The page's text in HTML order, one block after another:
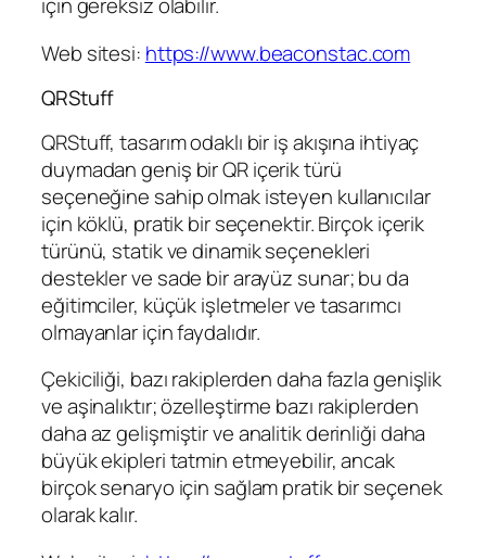
için gereksiz olabilir.
Web sitesi: https://www.beaconstac.com
QRStuff
QRStuff, tasarım odaklı bir iş akışına ihtiyaç
duymadan geniş bir QR içerik türü
seçeneğine sahip olmak isteyen kullanıcılar
için köklü, pratik bir seçenektir. Birçok içerik
türünü, statik ve dinamik seçenekleri
destekler ve sade bir arayüz sunar; bu da
eğitimciler, küçük işletmeler ve tasarımcı
olmayanlar için faydalıdır.
Çekiciliği, bazı rakiplerden daha fazla genişlik
ve aşinalıktır; özelleştirme bazı rakiplerden
daha az gelişmiştir ve analitik derinliği daha
büyük ekipleri tatmin etmeyebilir, ancak
birçok senaryo için sağlam pratik bir seçenek
olarak kalır.